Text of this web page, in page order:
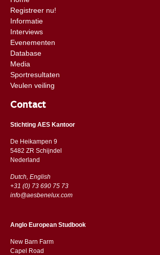
Registreer nu!
Informatie
Interviews
Evenementen
Database
Media
Sportresultaten
Veulen veiling
Contact
Stichting AES Kantoor
De Heikampen 9
5482 ZR Schijndel
​​Nederland
Dutch, English
+31 (0) 73 690 75 73
info@aesbenelux.com
Anglo European Studbook
New Barn Farm
Capel Road